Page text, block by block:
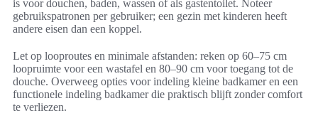
is voor douchen, baden, wassen of als gastentoilet. Noteer
gebruikspatronen per gebruiker; een gezin met kinderen heeft
andere eisen dan een koppel.
Let op looproutes en minimale afstanden: reken op 60–75 cm
loopruimte voor een wastafel en 80–90 cm voor toegang tot de
douche. Overweeg opties voor indeling kleine badkamer en een
functionele indeling badkamer die praktisch blijft zonder comfort
te verliezen.